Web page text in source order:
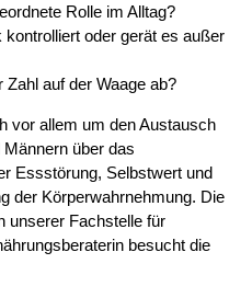
Rolle im Alltag?
oder gerät es außer
auf der Waage ab?
vor allem um den Austausch
über das
Essstörung, Selbstwert und
der Körperwahrnehmung. Die
unserer Fachstelle für
besucht die